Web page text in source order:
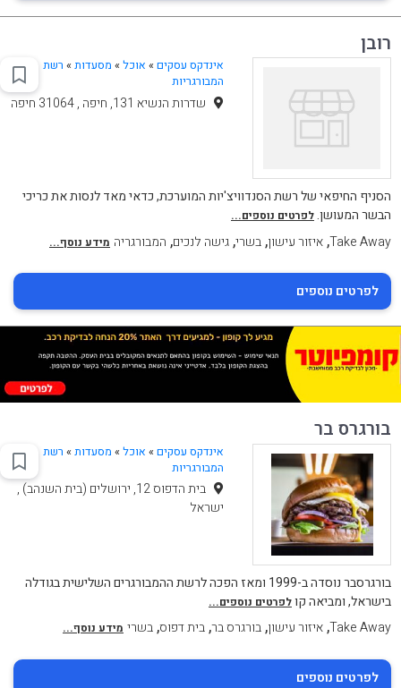
רובן
אינדקס עסקים » אוכל» מסעדות» רשת
המבורגריות
שדרות הנשיא 131, חיפה , 31064 חיפה
הסניף החיפאי של רשת הסנדוויצ'יות המוערכת, כדאי מאד לנסות את כריכי
הבשר המעושן.לפרטים נוספים...
Take Away
,איזור עישון,בשרי,גישה לנכים, המבורגריה מידע נוסף...
לפרטים נוספים
בורגרס בר
אינדקס עסקים » אוכל» מסעדות» רשת
המבורגריות
בית הדפוס 12, ירושלים (בית השנהב) ,
ישראל
בורגרסבר נוסדה ב-1999 ומאז הפכה לרשת ההמבורגרים השלישית בגודלה
בישראל, ומביאה קולפרטים נוספים...
Take Away
,איזור עישון,בורגרס בר,בית דפוס,בשרי מידע נוסף...
לפרטים נוספים